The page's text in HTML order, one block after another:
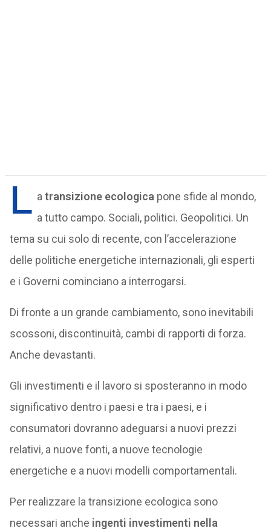
L a transizione ecologica pone sfide al mondo,
a tutto campo. Sociali, politici. Geopolitici. Un
tema su cui solo di recente, con l’accelerazione
delle politiche energetiche internazionali, gli esperti
e i Governi cominciano a interrogarsi.
Di fronte a un grande cambiamento, sono inevitabili
scossoni, discontinuità, cambi di rapporti di forza.
Anche devastanti.
Gli investimenti e il lavoro si sposteranno in modo
significativo dentro i paesi e tra i paesi, e i
consumatori dovranno adeguarsi a nuovi prezzi
relativi, a nuove fonti, a nuove tecnologie
energetiche e a nuovi modelli comportamentali.
Per realizzare la transizione ecologica sono
necessari anche ingenti investimenti nella